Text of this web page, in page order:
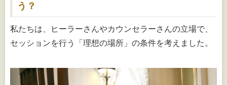
う？
私たちは、ヒーラーさんやカウンセラーさんの立場で、
セッションを行う「理想の場所」の条件を考えました。